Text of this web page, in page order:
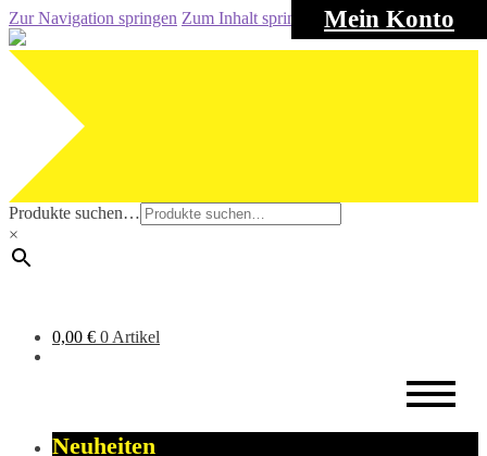
Mein Konto
Zur Navigation springen Zum Inhalt springen
Produkte suchen…
×
0,00 € 0 Artikel
Neuheiten